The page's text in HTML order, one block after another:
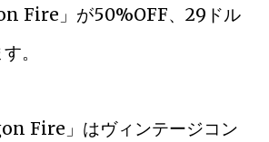
Fire」が50%OFF、29ドル
。
Fire」はヴィンテージコン